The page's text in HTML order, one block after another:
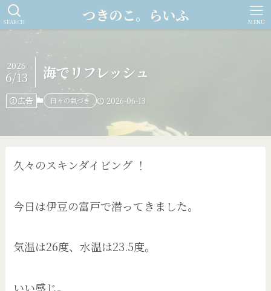
つきのこ。らいふ
SEARCH MENU
海でリフレッシュ
2026
6/13
広告 日々の氣づき 2026-06-13
久々のスキンダイビング ！
今日は伊豆の富戸で潜ってきました。
気温は26度、水温は23.5度。
いい感じ。